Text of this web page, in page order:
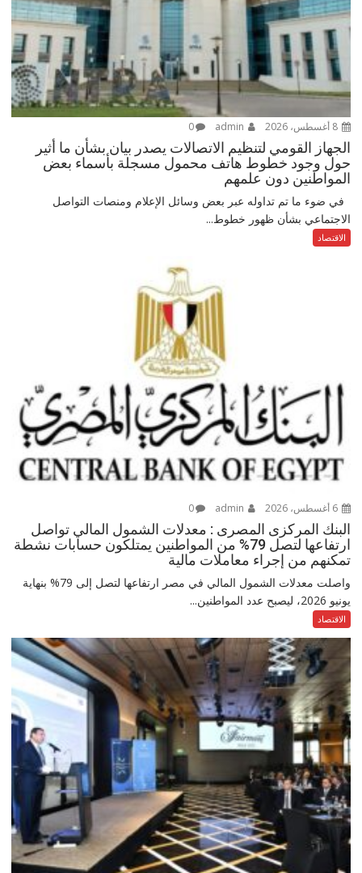
8 أغسطس، 2026 0
الجهاز القومي لتنظيم الاتصالات يصدر بيان بشأن ما أثير
حول وجود خطوط هاتف محمول مسجلة بأسماء بعض
المواطنين دون علمهم
في ضوء ما تم تداوله عبر بعض وسائل الإعلام ومنصات التواصل
الاجتماعي بشأن ظهور خطوط...
الاقتصاد
6 أغسطس، 2026 0
البنك المركزى المصرى : معدلات الشمول المالي تواصل
ارتفاعها لتصل 79% من المواطنين يمتلكون حسابات نشطة
تمكنهم من إجراء معاملات مالية
واصلت معدلات الشمول المالي في مصر ارتفاعها لتصل إلى 79% بنهاية
يونيو 2026، ليصبح عدد المواطنين...
الاقتصاد